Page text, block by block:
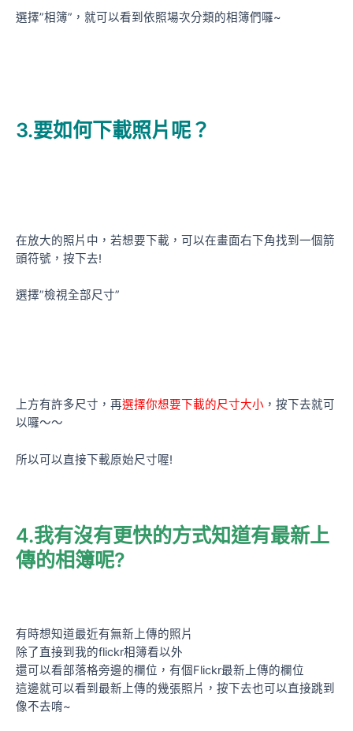
選擇”相簿”，就可以看到依照場次分類的相簿們囉~
3.要如何下載照片呢？
在放大的照片中，若想要下載，可以在畫面右下角找到一個箭
頭符號，按下去!
選擇”檢視全部尺寸”
上方有許多尺寸，再選擇你想要下載的尺寸大小 ，按下去就可
以囉～～
所以可以直接下載原始尺寸喔!
4.我有沒有更快的方式知道有最新上
傳的相簿呢?
有時想知道最近有無新上傳的照片
除了直接到我的flickr相簿看以外
還可以看部落格旁邊的欄位，有個Flickr最新上傳的欄位
這邊就可以看到最新上傳的幾張照片，按下去也可以直接跳到
像不去唷~